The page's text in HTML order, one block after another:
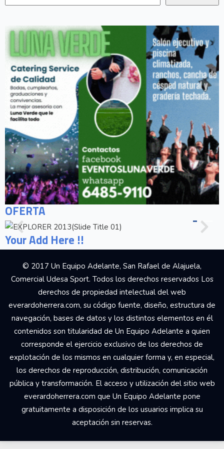
OFERTA
Your Add Here !!
© 2017 Un Equipo Adelante, San Rafael de Alajuela,
Comercial Udesa Sport. Todos los derechos reservados Los
derechos de propiedad intelectual del web
everardoherrera.com, su código fuente, diseño, estructura de
navegación, bases de datos y los distintos elementos en él
contenidos son titularidad de Un Equipo Adelante a quien
corresponde el ejercicio exclusivo de los derechos de
explotación de los mismos en cualquier forma y, en especial,
los derechos de reproducción, distribución, comunicación
pública y transformación. El acceso y utilización del sitio web
everardoherrera.com que Un Equipo Adelante pone
gratuitamente a disposición de los usuarios implica su
aceptación sin reservas.